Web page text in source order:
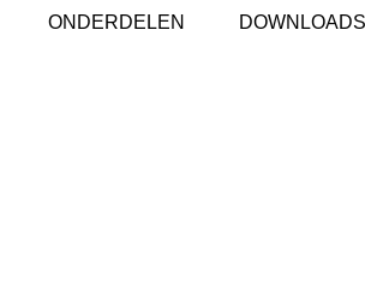
ONDERDELEN DOWNLOADS